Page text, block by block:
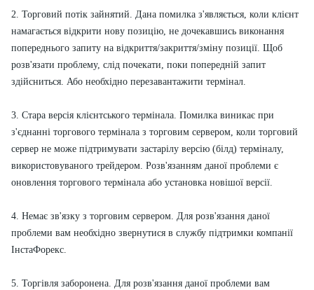
2. Торговий потік зайнятий. Дана помилка з'являється, коли клієнт
намагається відкрити нову позицію, не дочекавшись виконання
попереднього запиту на відкриття/закриття/зміну позиції. Щоб
розв'язати проблему, слід почекати, поки попередній запит
здійсниться. Або необхідно перезавантажити термінал.
3. Стара версія клієнтського термінала. Помилка виникає при
з'єднанні торгового термінала з торговим сервером, коли торговий
сервер не може підтримувати застарілу версію (білд) терміналу,
використовуваного трейдером. Розв'язанням даної проблеми є
оновлення торгового термінала або установка новішої версії.
4. Немає зв'язку з торговим сервером. Для розв'язання даної
проблеми вам необхідно звернутися в службу підтримки компанії
ІнстаФорекс.
5. Торгівля заборонена. Для розв'язання даної проблеми вам